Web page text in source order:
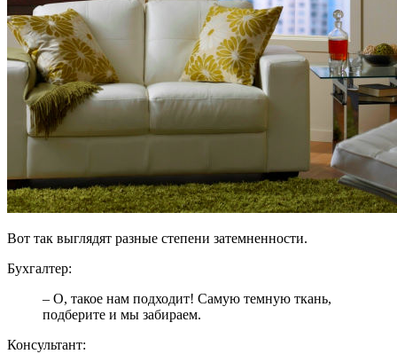
Вот так выглядят разные степени затемненности.
Бухгалтер:
– О, такое нам подходит! Самую темную ткань,
подберите и мы забираем.
Консультант: